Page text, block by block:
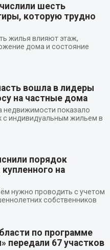
шесть
которую трудно
жилья влияют этаж,
дома и состояние
вошла в лидеры
на частные дома
недвижимости показало
индивидуальным жильем в
порядок
на
нужно проводить с учетом
собственников
по программе
передали 67 участков